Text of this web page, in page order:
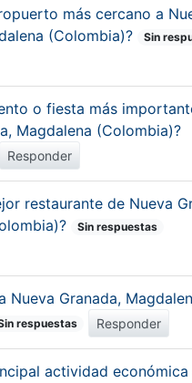
más cercano a
(Colombia)?
Sin
o fiesta más
Magdalena (Colombia)?
Responder
restaurante de Nueva
Sin respuestas
Nueva Granada,
respuestas Responder
actividad económica